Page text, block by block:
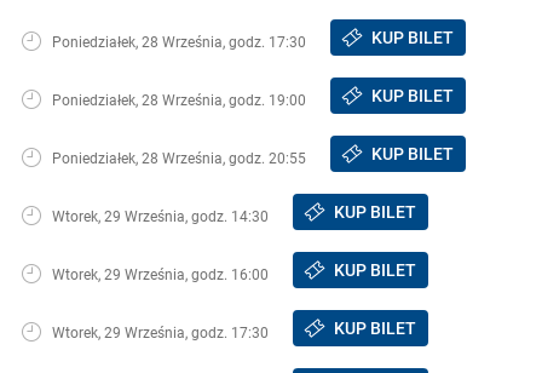
Poniedziałek, 28 Września, godz. 17:30 KUP BILET
Poniedziałek, 28 Września, godz. 19:00 KUP BILET
Poniedziałek, 28 Września, godz. 20:55 KUP BILET
Wtorek, 29 Września, godz. 14:30 KUP BILET
Wtorek, 29 Września, godz. 16:00 KUP BILET
Wtorek, 29 Września, godz. 17:30 KUP BILET